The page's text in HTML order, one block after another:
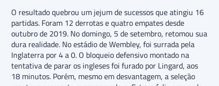
O resultado quebrou um jejum de sucessos que atingiu 16
partidas. Foram 12 derrotas e quatro empates desde
outubro de 2019. No domingo, 5 de setembro, retomou sua
dura realidade. No estádio de Wembley, foi surrada pela
Inglaterra por 4 a 0. O bloqueio defensivo montado na
tentativa de parar os ingleses foi furado por Lingard, aos
18 minutos. Porém, mesmo em desvantagem, a seleção